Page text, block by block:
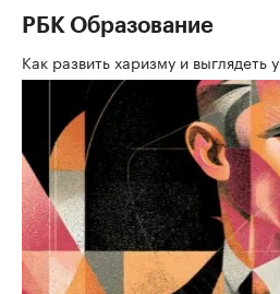
РБК Образование
Как развить харизму и выглядеть